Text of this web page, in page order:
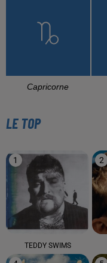
Capricorne
LE TOP
1
TEDDY SWIMS
2